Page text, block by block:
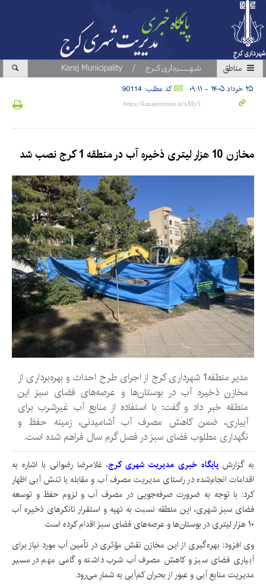
مناطق
۲۵ خرداد ۱۴۰۵ - ۰۹:۱۱ کد مطلب: 90114
مخازن 10 هزار لیتری ذخیره آب در منطقه 1 کرج نصب شد
مدیر منطقه1 شهرداری کرج از اجرای طرح احداث و بهره‌برداری از
مخازن ذخیره آب در بوستان‌ها و عرصه‌های فضای سبز این
منطقه خبر داد و گفت: با استفاده از منابع آب غیرشرب برای
آبیاری، ضمن کاهش مصرف آب آشامیدنی، زمینه حفظ و
نگهداری مطلوب فضای سبز در فصل گرم سال فراهم شده است.
به گزارش پایگاه خبری مدیریت شهری کرج، غلامرضا رضوانی با اشاره به
اقدامات انجام‌شده در راستای مدیریت مصرف آب و مقابله با تنش آبی اظهار
کرد: با توجه به ضرورت صرفه‌جویی در مصرف آب و لزوم حفظ و توسعه
فضای سبز شهری، این منطقه نسبت به تهیه و استقرار تانکرهای ذخیره آب
۱۰ هزار لیتری در بوستان‌ها و عرصه‌های فضای سبز اقدام کرده است.
وی افزود: بهره‌گیری از این مخازن نقش مؤثری در تأمین آب مورد نیاز برای
آبیاری فضای سبز و کاهش مصرف آب شرب داشته و گامی مهم در مسیر
مدیریت منابع آبی و عبور از بحران کم‌آبی به شمار می‌رود.